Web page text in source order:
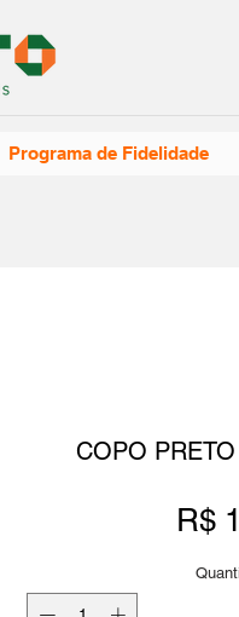
Programa de Fidelidade
COPO
R$